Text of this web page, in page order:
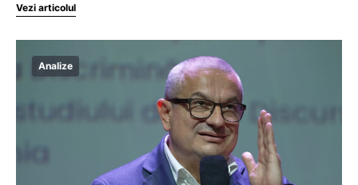
Vezi articolul
Analize